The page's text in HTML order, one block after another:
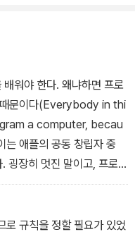
워야 한다. 왜냐하면 프로
때문이다(Everybody in thi
a computer, becau
애플의 공동 창립자 중
굉장히 멋진 말이고, 프로
하다. 하지만 프로그래밍을
없는 표현을 포함하고 있
think)’이라는 단어다. 스티
로 규칙을 정할 필요가 있었